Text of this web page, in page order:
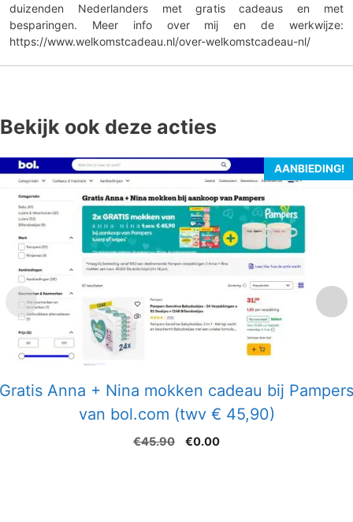
duizenden Nederlanders met gratis cadeaus en met
besparingen. Meer info over mij en de werkwijze:
https://www.welkomstcadeau.nl/over-welkomstcadeau-nl/
Bekijk ook deze acties
AANBIEDING!
Gratis Anna + Nina mokken cadeau bij Pampers
van bol.com (twv € 45,90)
€45.90
Oorspronkelijke
€0.00Huidige